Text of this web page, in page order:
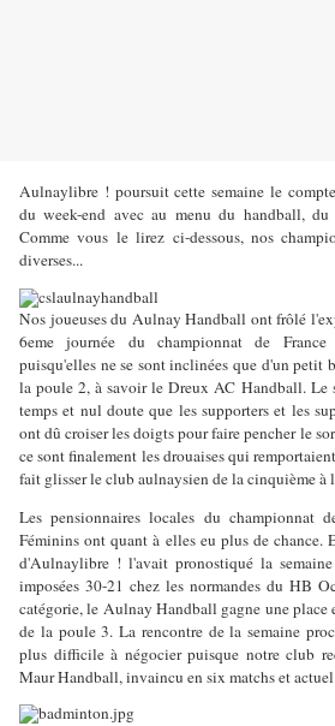
Aulnaylibre ! poursuit cette semaine le
du week-end avec au menu du handball,
Comme vous le lirez ci-dessous, nos
diverses...
Nos joueuses du Aulnay Handball ont frôlé
6eme journée du championnat de
puisqu'elles ne se sont inclinées que d'un petit
la poule 2, à savoir le Dreux AC Handball. Le
temps et nul doute que les supporters et les
ont dû croiser les doigts pour faire pencher le
ce sont finalement les drouaises qui
fait glisser le club aulnaysien de la cinquième à
Les pensionnaires locales du championnat
Féminins ont quant à elles eu plus de chance.
d'Aulnaylibre ! l'avait pronostiqué la
imposées 30-21 chez les normandes du HB
catégorie, le Aulnay Handball gagne une place
de la poule 3. La rencontre de la semaine
plus difficile à négocier puisque notre club
Maur Handball, invaincu en six matchs et